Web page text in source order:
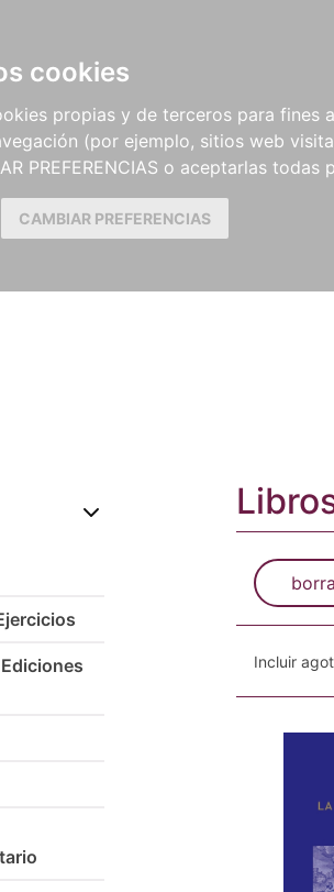
cookies
propias y de terceros para fines
(por ejemplo, sitios web
PREFERENCIAS o aceptarlas todas
CAMBIAR PREFERENCIAS
Y
PARTITURAS Y EDICIONES
CRÍTICAS
Incluir